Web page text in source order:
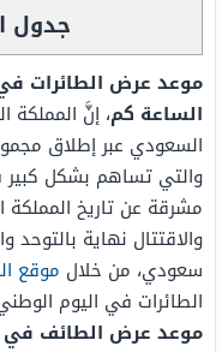
جدول
الساعة كم، إنَّ المملكة
السعودي عبر إطلاق
والتي تساهم بشكل كبير
مشرقة عن تاريخ المملكة
والاقتتال نهاية بالتوحد
سعودي، من خلال موقع
الطائرات في اليوم الوطني
موعد عرض الطائف في